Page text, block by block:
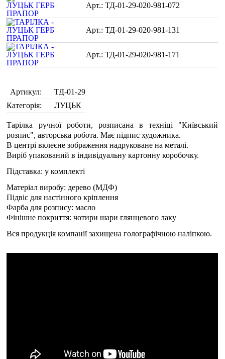
ТД-01-29-020-981-072
ТД-01-29-020-981-131
ТД-01-29-020-981-171
Артикул:
ТД-01-29
Категорія:
ЛУЦЬК
Тарілка ручної роботи, розписана в техніці "Київський
розпис", авторська робота. Має підпис художника.
В центрі вклеєне зображення надруковане на металі.
Виріб упакований в індивідуальну картонну коробочку.
Підставка: у комплекті
Матеріал виробу: дерево (МДФ)
Підвіс для настінного кріплення
Фарба для розпису: масло
Фінішне покриття: чотири шари глянцевого лаку
Вся продукція компанії захищена голографічною наліпкою.